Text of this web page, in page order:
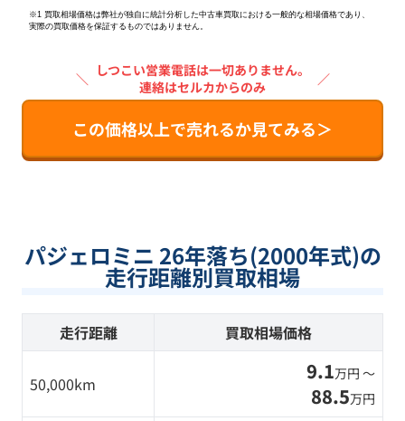
※1 買取相場価格は弊社が独自に統計分析した中古車買取における一般的な相場価格であり、
実際の買取価格を保証するものではありません。
＼ しつこい営業電話は一切ありません。
連絡はセルカからのみ
／
この価格以上で売れるか見てみる＞
パジェロミニ 26年落ち(2000年式)の
走行距離別買取相場
走行距離 買取相場価格
50,000km 9.1万円 〜
88.5万円